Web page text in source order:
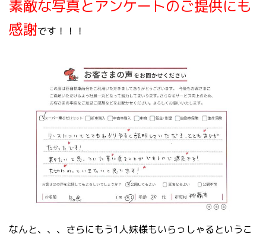
素敵な写真とアンケートのご提供にも
感謝です！！！
なんと、、、さらにもう1人妹様もいらっしゃるというこ